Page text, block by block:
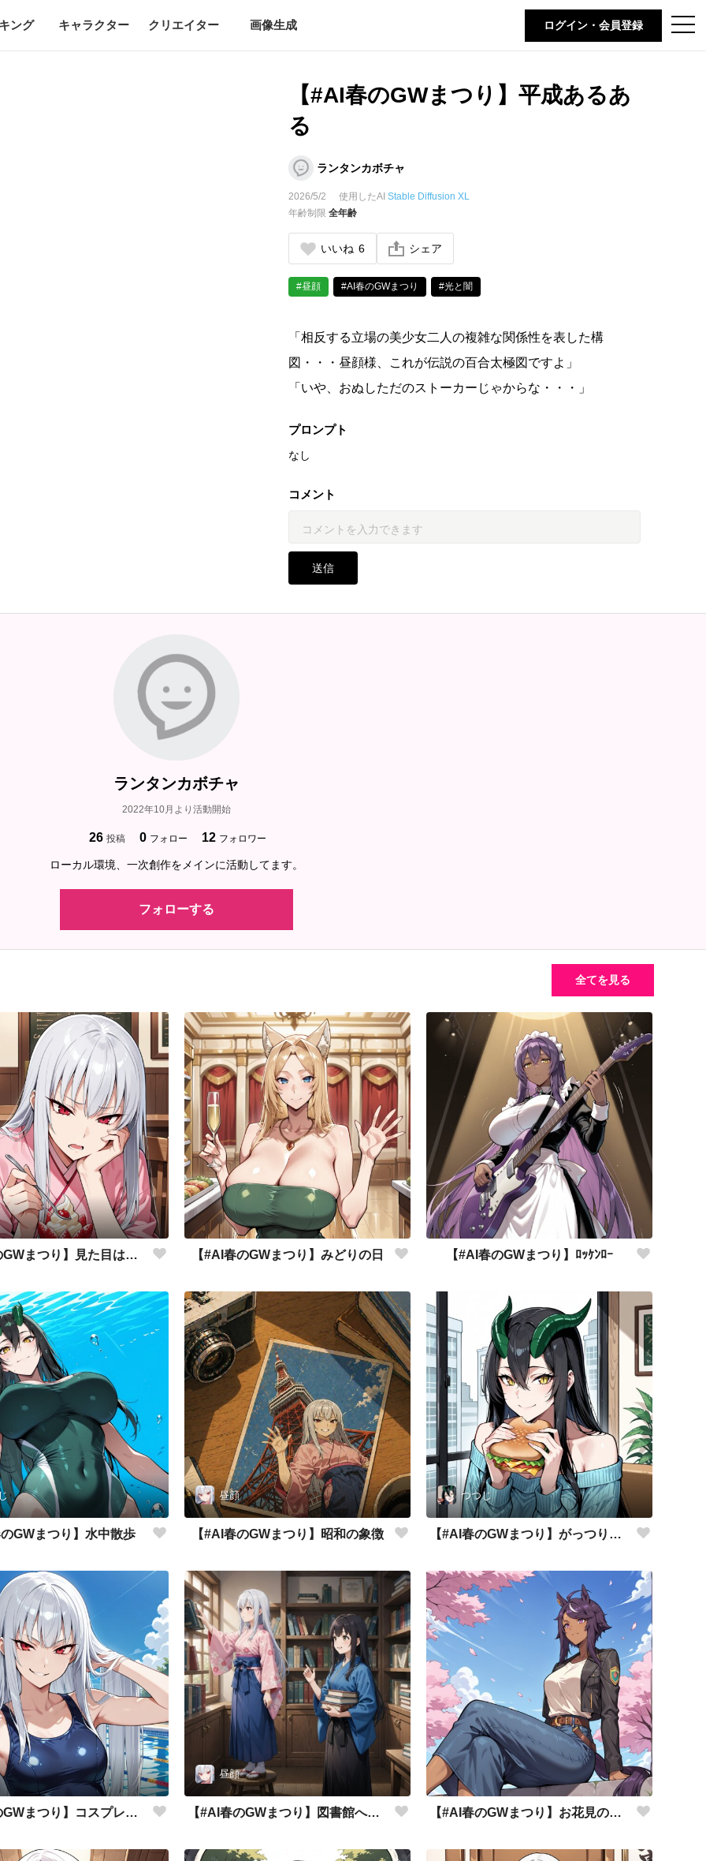
t
o
ング キャラクター クリエイター 画像生成 ログイン・会員登録
【#AI春のGWまつり】平成あるあ
る
ランタンカボチャ
2026/5/2 使用したAI Stable Diffusion XL
年齢制限 全年齢
いいね 6 シェア
#昼顔 #AI春のGWまつり #光と闇
「相反する立場の美少女二人の複雑な関係性を表した構
図・・・昼顔様、これが伝説の百合太極図ですよ」
「いや、おぬしただのストーカーじゃからな・・・」
プロンプト
なし
コメント
送信
ランタンカボチャ
2022年10月より活動開始
26 投稿 0 フォロー 12 フォロワー
ローカル環境、一次創作をメインに活動してます。
フォローする
全てを見る
【#AI春のGWまつり】見た目は子供 【#AI春のGWまつり】みどりの日 【#AI春のGWまつり】ﾛｯｹﾝﾛｰ
GWまつり】水中散歩
昼顔
【#AI春のGWまつり】昭和の象徴
つつじ
【#AI春のGWまつり】がっつりサンド
【#AI春のGWまつり】コスプレはシンプルに
昼顔
【#AI春のGWまつり】図書館へお出かけ 【#AI春のGWまつり】お花見の季節